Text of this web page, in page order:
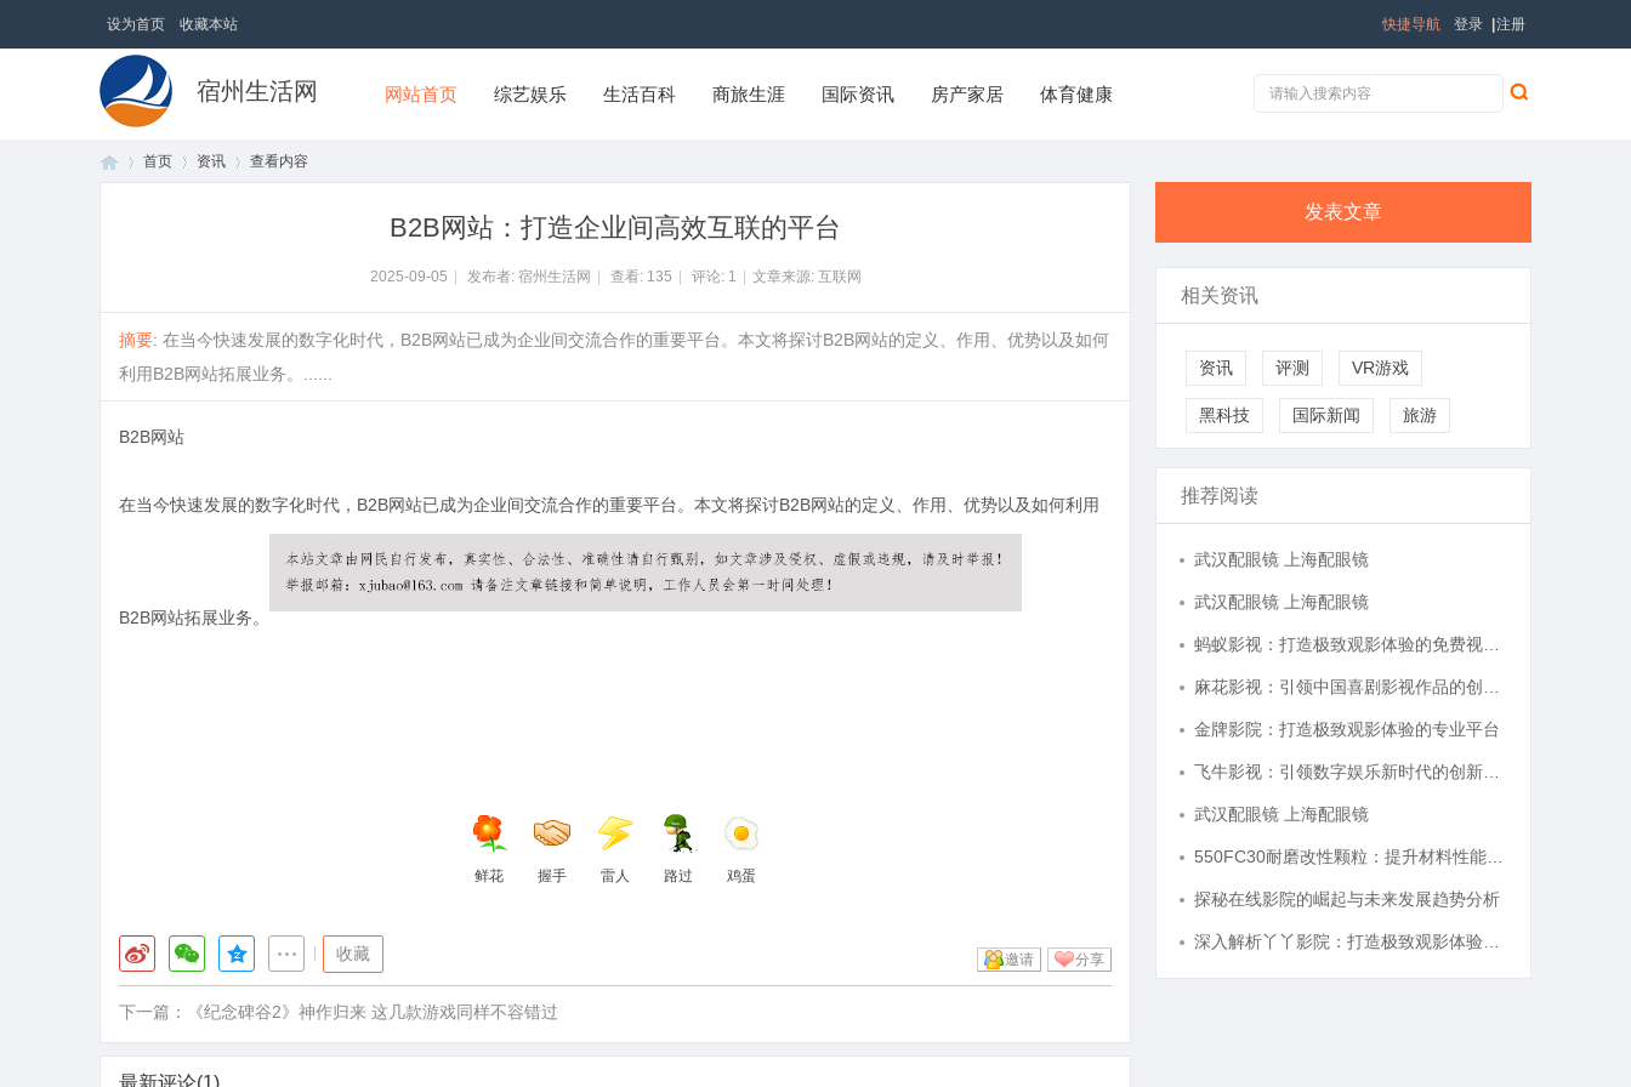
设为首页 收藏本站 登录 注册
快捷导航
宿州生活网 网站首页 综艺娱乐 生活百科 商旅生涯 国际资讯 房产家居 体育健康
首页 资讯 查看内容
B2B网站：打造企业间高效互联的平台
2025-09-05 发布者: 宿州生活网 查看: 135 评论: 1 文章来源: 互联网
摘要: 在当今快速发展的数字化时代，B2B网站已成为企业间交流合作的重要平台。本文将探讨B2B网站的定义、作用、优势以及如何
利用B2B网站拓展业务。......
B2B网站
在当今快速发展的数字化时代，B2B网站已成为企业间交流合作的重要平台。本文将探讨B2B网站的定义、作用、优势以及如何利用
B2B网站拓展业务。
鲜花 握手 雷人 路过 鸡蛋
收藏 分享
邀请
下一篇： 《纪念碑谷2》神作归来 这几款游戏同样不容错过
最新评论(1)
发表文章
相关资讯
资讯 评测 VR游戏
黑科技 国际新闻 旅游
推荐阅读
武汉配眼镜 上海配眼镜
武汉配眼镜 上海配眼镜
金牌影院：打造极致观影体验的专业平台
武汉配眼镜 上海配眼镜
探秘在线影院的崛起与未来发展趋势分析